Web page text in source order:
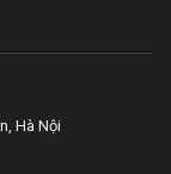
Hà Nội